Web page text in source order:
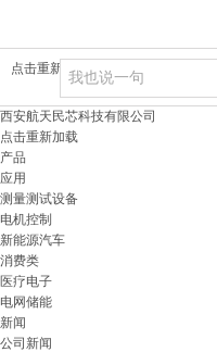
点击重新加载
西安航天民芯科技有限公司
点击重新加载
产品
应用
测量测试设备
电机控制
新能源汽车
消费类
医疗电子
电网储能
新闻
公司新闻